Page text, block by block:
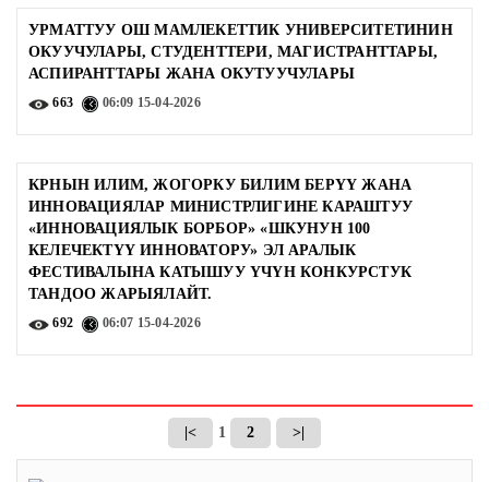
УРМАТТУУ ОШ МАМЛЕКЕТТИК УНИВЕРСИТЕТИНИН
ОКУУЧУЛАРЫ, СТУДЕНТТЕРИ, МАГИСТРАНТТАРЫ,
АСПИРАНТТАРЫ ЖАНА ОКУТУУЧУЛАРЫ
663 06:09 15-04-2026
КРНЫН ИЛИМ, ЖОГОРКУ БИЛИМ БЕРҮҮ ЖАНА
ИННОВАЦИЯЛАР МИНИСТРЛИГИНЕ КАРАШТУУ
«ИННОВАЦИЯЛЫК БОРБОР» «ШКУНУН 100
КЕЛЕЧЕКТҮҮ ИННОВАТОРУ» ЭЛ АРАЛЫК
ФЕСТИВАЛЫНА КАТЫШУУ ҮЧҮН КОНКУРСТУК
ТАНДОО ЖАРЫЯЛАЙТ.
692 06:07 15-04-2026
|< 1 2 >|